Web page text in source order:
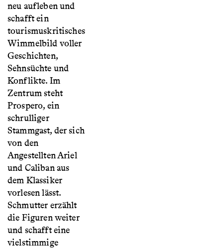
neu aufleben und
schafft ein
tourismuskritisches
Wimmelbild voller
Geschichten,
Sehnsüchte und
Konflikte. Im
Zentrum steht
Prospero, ein
schrulliger
Stammgast, der sich
von den
Angestellten Ariel
und Caliban aus
dem Klassiker
vorlesen lässt.
Schmutter erzählt
die Figuren weiter
und schafft eine
vielstimmige